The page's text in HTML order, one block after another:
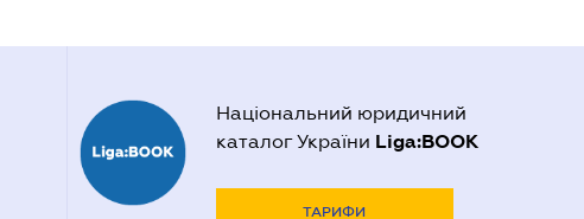
Національний юридичний
каталог України Liga:BOOK
ТАРИФИ